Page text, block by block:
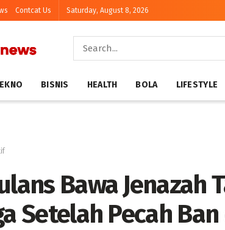
Contcat Us Saturday, August 8, 2026
BISNIS HEALTH BOLA LIFESTYLE
Bawa Jenazah
Setelah Pecah